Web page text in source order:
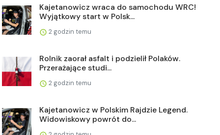
Kajetanowicz wraca do samochodu WRC!
Wyjątkowy start w Polsk...
2 godzin temu
Rolnik zaorał asfalt i podzielił Polaków.
Przerażające studi...
2 godzin temu
Kajetanowicz w Polskim Rajdzie Legend.
Widowiskowy powrót do...